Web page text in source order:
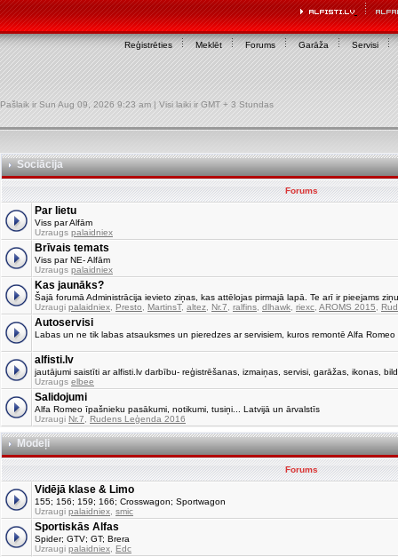
Reģistrēties Meklēt Forums Garāža Servisi
Pašlaik ir Sun Aug 09, 2026 9:23 am | Visi laiki ir GMT + 3 Stundas
Sociācija
Forums
Par lietu
Viss par Alfām
Uzraugs palaidniex
Brīvais temats
Viss par NE- Alfām
Uzraugs palaidniex
Kas jaunāks?
Šajā forumā Administrācija ievieto ziņas, kas attēlojas pirmajā lapā. Te arī ir pieejams
Uzraugi palaidniex Presto MartinsT, altez Nr.7 ralfins dlhawk riexc AROMS 2015
Autoservisi
Labas un ne tik labas atsauksmes un pieredzes ar servisiem, kuros remontē Alfa Romeo
alfisti.lv
jautājumi saistīti ar alfisti.lv darbību- reģistrēšanas, izmaiņas, servisi, garāžas, ikonas,
Uzraugs elbee
Salidojumi
Alfa Romeo īpašnieku pasākumi, notikumi, tusiņi... Latvijā un ārvalstīs
Uzraugi Nr.7 Rudens Leģenda 2016
Modeļi
Forums
Vidējā klase & Limo
155; 156; 159; 166; Crosswagon; Sportwagon
Uzraugi palaidniex smic
Sportiskās Alfas
Spider; GTV; GT; Brera
Uzraugi palaidniex Edc